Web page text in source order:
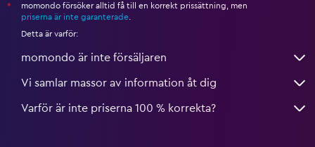
*
momondo försöker alltid få till en korrekt prissättning, men
priserna är inte garanterade
Detta är varför:
momondo är inte försäljaren
Vi samlar massor av information åt dig
Varför är inte priserna 100 % korrekta?